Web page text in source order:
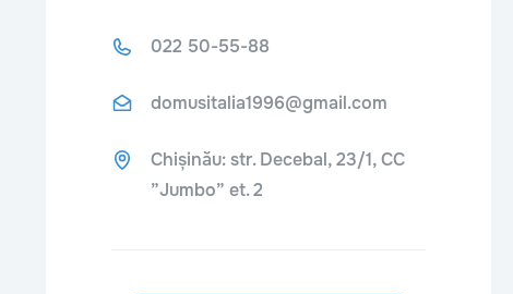
022 50-55-88
domusitalia1996@gmail.com
Chișinău: str. Decebal, 23/1, CC
”Jumbo” et. 2